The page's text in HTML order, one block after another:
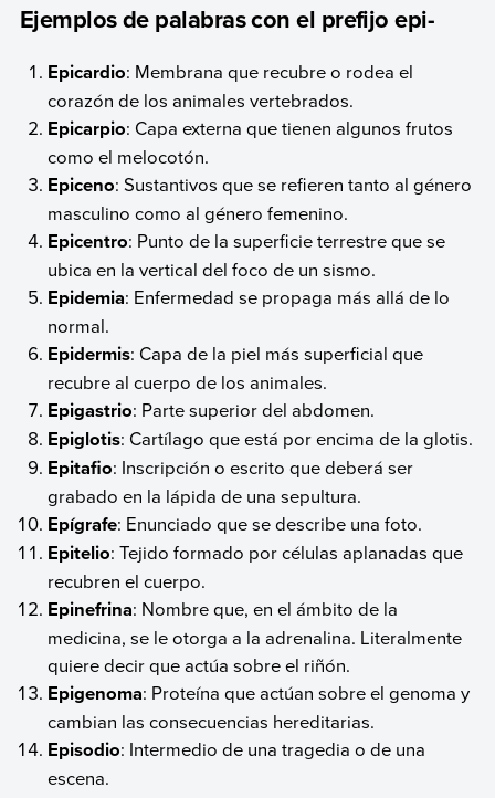
Ejemplos de palabras con el prefijo epi-
Epicardio: Membrana que recubre o rodea el
corazón de los animales vertebrados.
Epicarpio: Capa externa que tienen algunos frutos
como el melocotón.
Epiceno: Sustantivos que se refieren tanto al género
masculino como al género femenino.
Epicentro: Punto de la superficie terrestre que se
ubica en la vertical del foco de un sismo.
Epidemia: Enfermedad se propaga más allá de lo
normal.
Epidermis: Capa de la piel más superficial que
recubre al cuerpo de los animales.
Epigastrio: Parte superior del abdomen.
Epiglotis: Cartílago que está por encima de la glotis.
Epitafio: Inscripción o escrito que deberá ser
grabado en la lápida de una sepultura.
Epígrafe: Enunciado que se describe una foto.
Epitelio: Tejido formado por células aplanadas que
recubren el cuerpo.
Epinefrina: Nombre que, en el ámbito de la
medicina, se le otorga a la adrenalina. Literalmente
quiere decir que actúa sobre el riñón.
Epigenoma: Proteína que actúan sobre el genoma y
cambian las consecuencias hereditarias.
Episodio: Intermedio de una tragedia o de una
escena.